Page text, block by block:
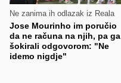
Ne zanima ih odlazak iz Reala
Jose Mourinho im poručio
da ne računa na njih, pa ga
šokirali odgovorom: "Ne
idemo nigdje"